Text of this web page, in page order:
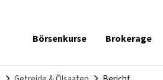
Navigation
Börsenkurse Brokerage